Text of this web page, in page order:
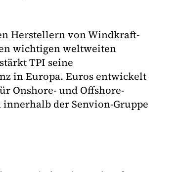
Herstellern von Windkraft-
wichtigen weltweiten
TPI seine
in Europa. Euros entwickelt
Onshore- und Offshore-
der Senvion-Gruppe